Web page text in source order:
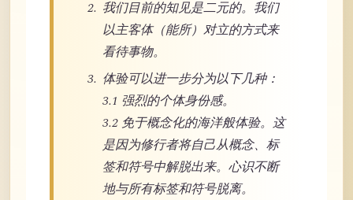
我们目前的知见是二元的。我们
以主客体（能所）对立的方式来
看待事物。
体验可以进一步分为以下几种：
3.1 强烈的个体身份感。
3.2 免于概念化的海洋般体验。这
是因为修行者将自己从概念、标
签和符号中解脱出来。心识不断
地与所有标签和符号脱离。